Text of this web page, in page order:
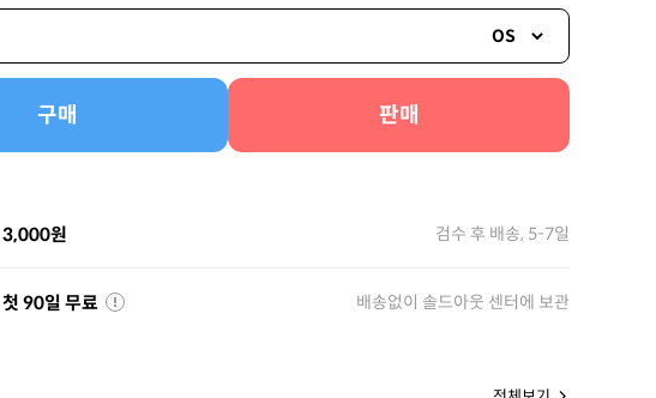
OS
구매 판매
3,000원 검수 후 배송, 5-7일
첫 90일 무료 배송없이 솔드아웃 센터에 보관